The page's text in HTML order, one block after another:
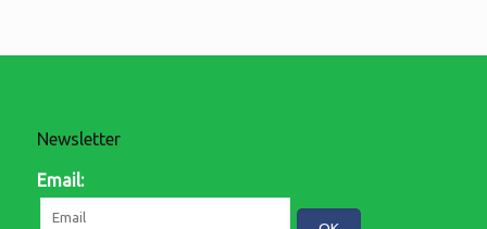
Newsletter
Email: